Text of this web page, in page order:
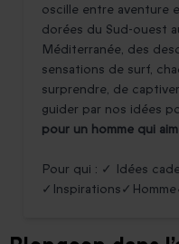
oscille entre aventure
dorées du Sud-ouest
Méditerranée, des
sensations de surf,
surprendre, de
guider par nos idées
pour un homme qui
Pour qui : ✓ Idées